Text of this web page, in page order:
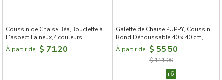
Coussin de Chaise Béa,Bouclette à
L'aspect Laineux,4 couleurs
À partir de: $ 71.20
Galette de Chaise PUPPY, Coussin
Rond Déhoussable 40 x 40 cm,
Motifs Chien Tuftés en Relief
À partir de: $ 55.50
$ 111.00
+6